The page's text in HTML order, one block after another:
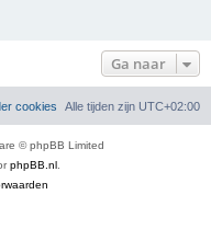
Ga naar
Alle tijden zijn UTC+02:00
cookies
© phpBB Limited
phpBB.nl